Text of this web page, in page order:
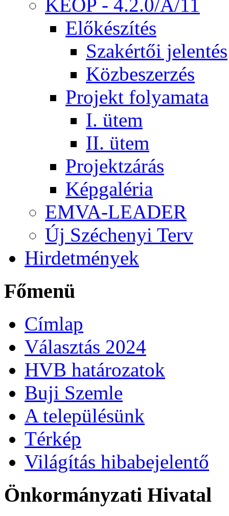
KEOP - 4.2.0/A/11
Előkészítés
Szakértői jelentés
Közbeszerzés
Projekt folyamata
I. ütem
II. ütem
Projektzárás
Képgaléria
EMVA-LEADER
Új Széchenyi Terv
Hirdetmények
Főmenü
Címlap
Választás 2024
HVB határozatok
Buji Szemle
A településünk
Térkép
Világítás hibabejelentő
Önkormányzati Hivatal